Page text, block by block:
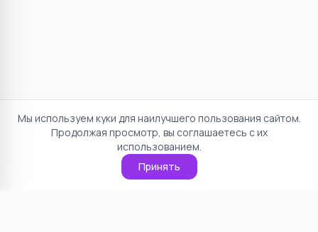
Мы используем куки для наилучшего пользования сайтом.
Продолжая просмотр, вы соглашаетесь с их
использованием.
Принять